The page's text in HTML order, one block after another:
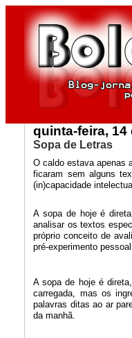
quinta-feira, 14
Sopa de Letras
O caldo estava apenas
ficaram sem alguns
(in)capacidade
A sopa de hoje é
analisar os textos
próprio conceito de
pré-experimento
A sopa de hoje é
carregada, mas os
palavras ditas ao ar
da manhã.